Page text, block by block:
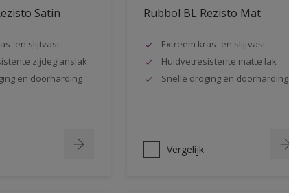
Satin
en slijtvast
zijdeglanslak
en doorharding
Rubbol BL Rezisto Mat
Extreem kras- en slijtvast
Huidvetresistente matte lak
Snelle droging en doorharding
Vergelijk